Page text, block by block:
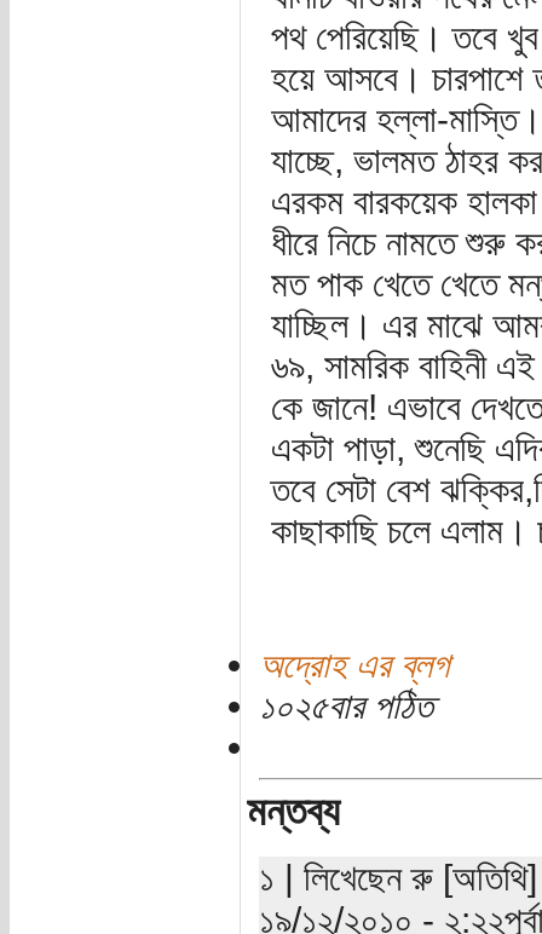
পথ পেরিয়েছি। তবে
হয়ে আসবে। চারপাশে
আমাদের হল্লা-
যাচ্ছে, ভালমত ঠাহর
এরকম বারকয়েক
ধীরে নিচে নামতে শুরু
মত পাক খেতে খেতে
যাচ্ছিল। এর মাঝে
৬৯, সামরিক বাহিনী
কে জানে! এভাবে
একটা পাড়া, শুনেছি
তবে সেটা বেশ
কাছাকাছি চলে এলাম।
অদ্রোহ এর ব্লগ
১০২৫বার পঠিত
মন্তব্য
১ | লিখেছেন রু [অতিথি]
১৯/১২/২০১০ -